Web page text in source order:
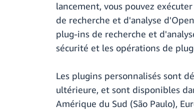
lancement, vous pouvez
de recherche et d'analyse
plug-ins de recherche et
sécurité et les opérations de
Les plugins personnalisés sont
ultérieure, et sont disponibles
Amérique du Sud (São Paulo),